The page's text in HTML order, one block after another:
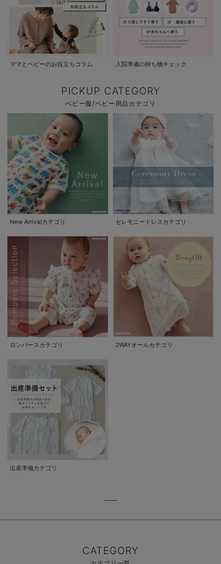
ママとベビーのお役立ちコラム 入院準備の持ち物チェック
PICKUP CATEGORY
ベビー服/ベビー用品カテゴリ
New Arrivalカテゴリ セレモニードレスカテゴリ
ロンパースカテゴリ 2WAYオールカテゴリ
出産準備カテゴリ
CATEGORY